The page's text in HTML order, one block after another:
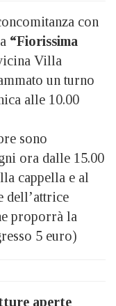
con
“Fiorissima
Villa
un turno
alle 10.00
sono
ora dalle 15.00
cappella e al
dell’attrice
proporrà la
5 euro)
aperte